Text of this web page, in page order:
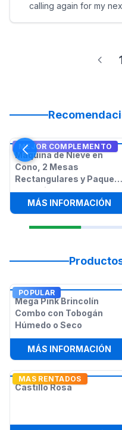
calling again for my
MEJOR COMPLEMENTO
Máquina de Nieve en
Cono, 2 Mesas
Rectangulares y Paquete
de 12 Sillas
MÁS INFORMACIÓN:
POPULAR
Mega Pink Brincolín
Combo con Tobogán
Húmedo o Seco
MÁS INFORMACIÓN:
MAS RENTADOS
Castillo Rosa